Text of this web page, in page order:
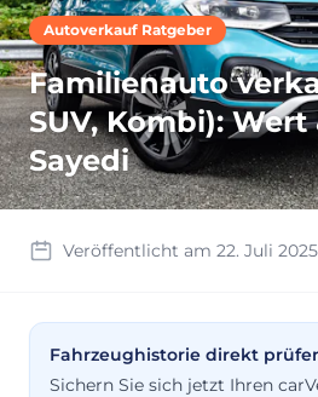
Autoverkauf Ratgeber
Familienauto
SUV, Kombi): Wert
Sayedi
Veröffentlicht am 22. Juli 2025
Fahrzeughistorie direkt
Sichern Sie sich jetzt Ihren